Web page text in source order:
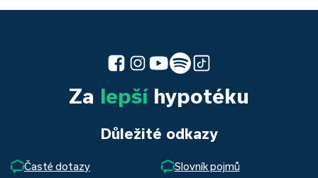
Za lepšíhypotéku
Důležité odkazy
Časté dotazy
Slovník pojmů